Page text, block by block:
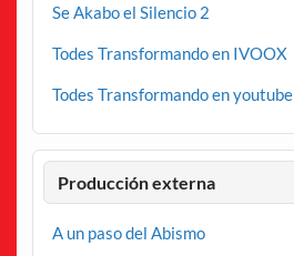
Se Akabo el Silencio 2
Todes Transformando en IVOOX
Todes Transformando en youtube
Producción externa
A un paso del Abismo